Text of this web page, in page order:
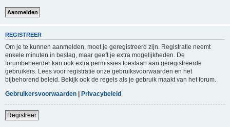
REGISTREER
Om je te kunnen aanmelden, moet je geregistreerd zijn. Registratie neemt
enkele minuten in beslag, maar geeft je extra mogelijkheden. De
forumbeheerder kan ook extra permissies toestaan aan geregistreerde
gebruikers. Lees voor registratie onze gebruiksvoorwaarden en het
bijbehorend beleid. Bekijk ook de regels als je gebruik maakt van het forum.
Gebruikersvoorwaarden | Privacybeleid
Registreer